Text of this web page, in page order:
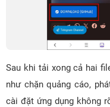
Sau khi tải xong cả hai
như chặn quảng cáo,
cài đặt ứng dụng không